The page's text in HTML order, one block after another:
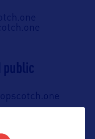
public